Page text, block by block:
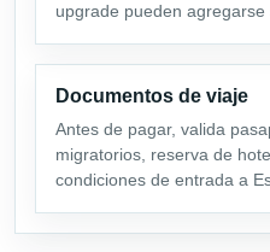
upgrade pueden agregarse
Documentos de viaje
Antes de pagar, valida
migratorios, reserva de
condiciones de entrada a